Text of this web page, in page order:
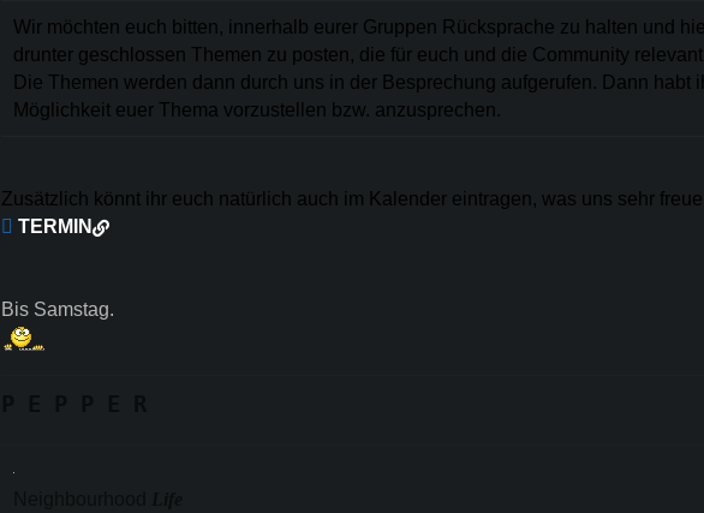
Wir möchten euch bitten, innerhalb eurer Gruppen Rücksprache zu halten und
drunter geschlossen Themen zu posten, die für euch und die Community
Die Themen werden dann durch uns in der Besprechung aufgerufen. Dann habt
Möglichkeit euer Thema vorzustellen bzw. anzusprechen.
Zusätzlich könnt ihr euch natürlich auch im Kalender eintragen, was uns sehr
 TERMIN
Bis Samstag.